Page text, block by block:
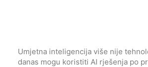
Umjetna inteligencija više nije
danas mogu koristiti AI rješenja po